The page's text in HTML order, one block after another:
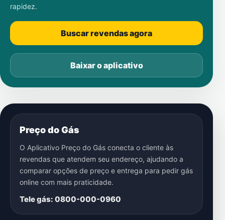
rapidez.
Buscar revendas agora
Baixar o aplicativo
Preço do Gás
O Aplicativo Preço do Gás conecta o cliente às
revendas que atendem seu endereço, ajudando a
comparar opções de preço e entrega para pedir gás
online com mais praticidade.
Tele gás: 0800-000-0960